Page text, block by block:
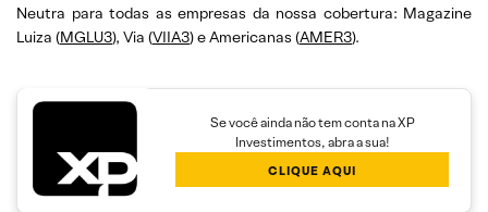
Neutra para todas as empresas da nossa cobertura: Magazine
Luiza (MGLU3), Via (VIIA3) e Americanas (AMER3).
Se você ainda não tem conta na XP
Investimentos, abra a sua!
CLIQUE AQUI